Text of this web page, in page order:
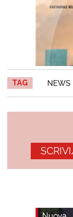
TAG NEWS